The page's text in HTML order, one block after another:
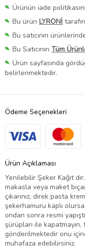
Ürünün iade
Bu ürün LYRONİ
Bu satıcının
Bu Satıcının Tüm
Ürün sayfasında
belirlenmektedir.
Ödeme Seçenekleri
Ürün Açıklaması
Yenilebilir Şeker Kağıt
makasla veya maket
çıkarınız, direk pasta
şekerhamuru kaplı
ondan sonra resmi
şürüpları ile
gönderilmektedir onu
muhafaza edebilirsiniz.